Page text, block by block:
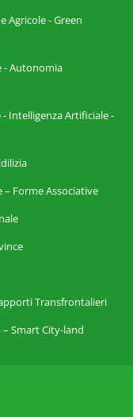
Agricole - Green
- Autonomia
Intelligenza Artificiale -
Forme Associative
Transfrontalieri
Smart City-land